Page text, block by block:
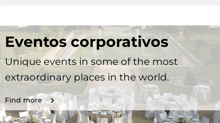
Eventos corporativos
Unique events in some of the most
extraordinary places in the world.
Find more